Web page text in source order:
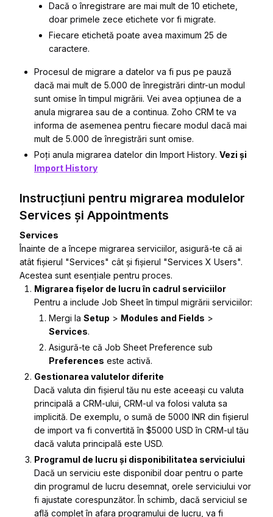
Dacă o înregistrare are mai mult de 10 etichete,
doar primele zece etichete vor fi migrate.
Fiecare etichetă poate avea maximum 25 de
caractere.
Procesul de migrare a datelor va fi pus pe pauză
dacă mai mult de 5.000 de înregistrări dintr-un modul
sunt omise în timpul migrării. Vei avea opțiunea de a
anula migrarea sau de a continua. Zoho CRM te va
informa de asemenea pentru fiecare modul dacă mai
mult de 5.000 de înregistrări sunt omise.
Poți anula migrarea datelor din Import History. Vezi și
Import History
Instrucțiuni pentru migrarea modulelor
Services și Appointments
Services
Înainte de a începe migrarea serviciilor, asigură-te că ai
atât fișierul "Services" cât și fișierul "Services X Users".
Acestea sunt esențiale pentru proces.
Migrarea fișelor de lucru în cadrul serviciilor
Pentru a include Job Sheet în timpul migrării serviciilor:
Mergi la Setup > Modules and Fields >
Services.
Asigură-te că Job Sheet Preference sub
Preferences este activă.
Gestionarea valutelor diferite
Dacă valuta din fișierul tău nu este aceeași cu valuta
principală a CRM-ului, CRM-ul va folosi valuta sa
implicită. De exemplu, o sumă de 5000 INR din fișierul
de import va fi convertită în $5000 USD în CRM-ul tău
dacă valuta principală este USD.
Programul de lucru și disponibilitatea serviciului
Dacă un serviciu este disponibil doar pentru o parte
din programul de lucru desemnat, orele serviciului vor
fi ajustate corespunzător. În schimb, dacă serviciul se
află complet în afara programului de lucru, va fi